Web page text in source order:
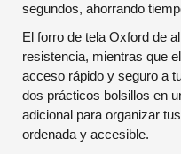
segundos, ahorrando
El forro de tela Oxford de
resistencia, mientras que
acceso rápido y seguro a
dos prácticos bolsillos en
adicional para organizar
ordenada y accesible.